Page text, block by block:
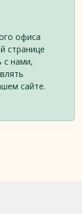
офиса
странице
с нами,
сайте.